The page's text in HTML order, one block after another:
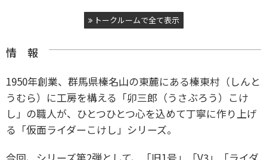
トークルームで全て表示
情 報
1950年創業、群馬県榛名山の東麓にある榛東村（しんと
うむら）に工房を構える「卯三郎（うさぶろう）こけ
し」の職人が、ひとつひとつ心を込めて丁寧に作り上げ
る「仮面ライダーこけし」シリーズ。